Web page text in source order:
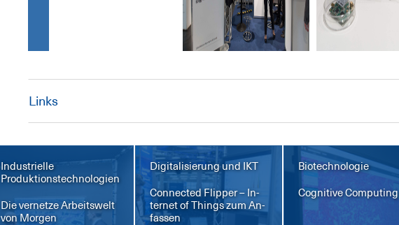
Links
Industrielle
Produktionstechnologien
Die ver­net­ze Ar­beits­welt
von Mor­gen
Digitalisierung und IKT
Con­nec­ted Flip­per – In­
ter­net of Things zum An­
fas­sen
Biotechnologie
Co­gni­ti­ve Com­pu­ting